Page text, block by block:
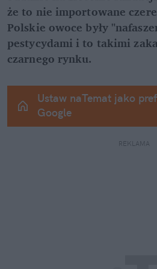
że to nie importowane
Polskie owoce były
pestycydami i to takimi
czarnego rynku.
Ustaw naTemat jako
Google
REKLAMA